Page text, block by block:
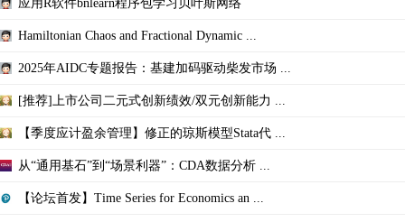
应用R软件bnlearn程序包学习贝叶斯网络
Hamiltonian Chaos and Fractional Dynamic ...
2025年AIDC专题报告：基建加码驱动柴发市场 ...
[推荐]上市公司二元式创新绩效/双元创新能力 ...
【季度应计盈余管理】修正的琼斯模型Stata代 ...
从“通用基石”到“场景利器”：CDA数据分析 ...
【论坛首发】Time Series for Economics an ...